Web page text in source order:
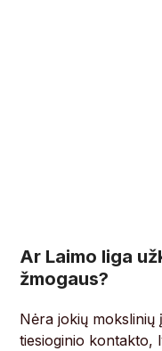
Ar Laimo liga
žmogaus?
Nėra jokių mokslinių
tiesioginio kontakto,